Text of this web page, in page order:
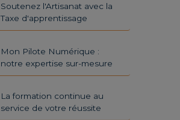
Soutenez l'Artisanat avec la
Taxe d'apprentissage
Mon Pilote Numérique :
notre expertise sur-mesure
La formation continue au
service de votre réussite